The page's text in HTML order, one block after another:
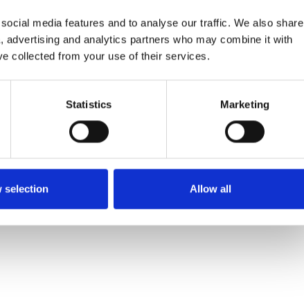
media features and to analyse our traffic. We also share
and analytics partners who may combine it with
collected from your use of their services.
Statistics Marketing
selection Allow all